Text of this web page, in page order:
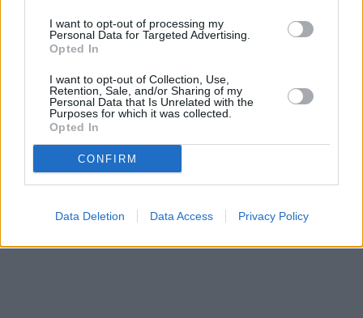
I want to opt-out of processing my
Personal Data for Targeted Advertising.
Opted In
I want to opt-out of Collection, Use,
Retention, Sale, and/or Sharing of my
Personal Data that Is Unrelated with the
Purposes for which it was collected.
Opted In
CONFIRM
Data Deletion Data Access Privacy Policy